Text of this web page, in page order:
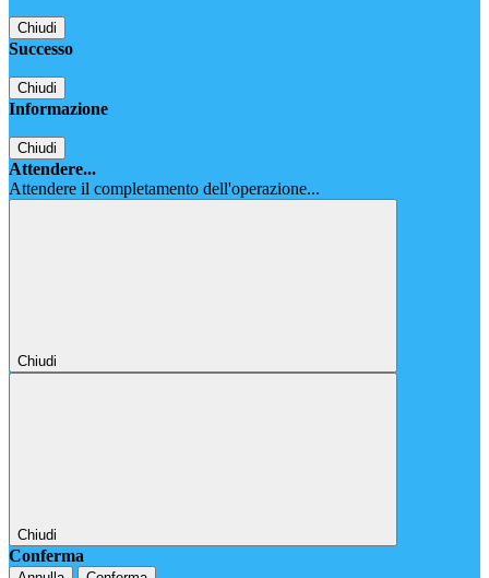
Chiudi
Successo
Chiudi
Informazione
Chiudi
Attendere...
Attendere il completamento dell'operazione...
Chiudi
Chiudi
Conferma